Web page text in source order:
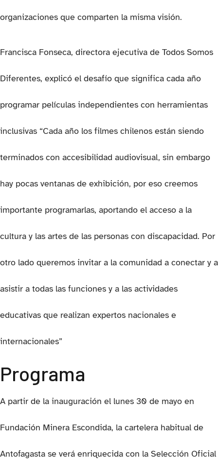
organizaciones que comparten la misma visión.
Francisca Fonseca, directora ejecutiva de Todos Somos
Diferentes, explicó el desafío que significa cada año
programar películas independientes con herramientas
inclusivas “Cada año los filmes chilenos están siendo
terminados con accesibilidad audiovisual, sin embargo
hay pocas ventanas de exhibición, por eso creemos
importante programarlas, aportando el acceso a la
cultura y las artes de las personas con discapacidad. Por
otro lado queremos invitar a la comunidad a conectar y a
asistir a todas las funciones y a las actividades
educativas que realizan expertos nacionales e
internacionales”
Programa
A partir de la inauguración el lunes 30 de mayo en
Fundación Minera Escondida, la cartelera habitual de
Antofagasta se verá enriquecida con la Selección Oficial